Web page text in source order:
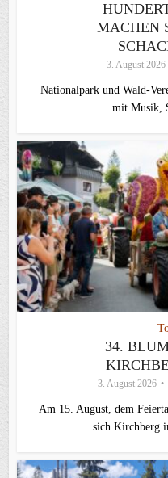
MACHEN
3. August 2026
Nationalpark und Wald-
mit Musik,
34.
3. August 2026
Am 15. August, dem
sich Kirchberg